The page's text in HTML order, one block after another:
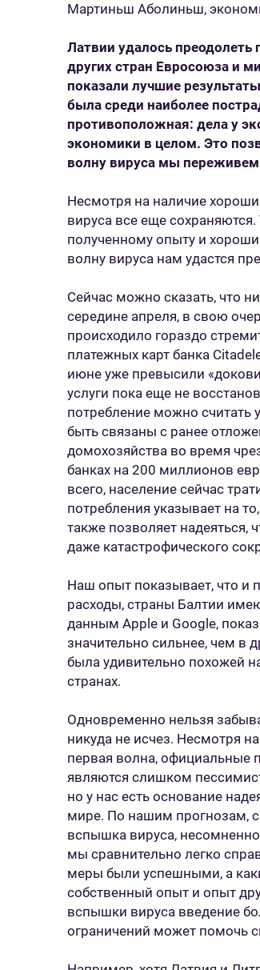
Мартиньш Аболиньш,
Латвии удалось
других стран Евросоюза и
показали лучшие результаты
была среди наиболее
противоположная: дела у
экономики в целом. Это
волну вируса мы
Несмотря на наличие
вируса все еще
полученному опыту и
волну вируса нам удастся
Сейчас можно сказать, что
середине апреля, в свою
происходило гораздо
платежных карт банка
июне уже превысили
услуги пока еще не
потребление можно считать
быть связаны с ранее
домохозяйства во время
банках на 200 миллионов
всего, население сейчас
потребления указывает на
также позволяет надеяться,
даже катастрофического
Наш опыт показывает, что и
расходы, страны Балтии
данным Apple и Google,
значительно сильнее, чем в
была удивительно похожей
странах.
Одновременно нельзя
никуда не исчез. Несмотря
первая волна, официальные
являются слишком
но у нас есть основание
мире. По нашим прогнозам,
вспышка вируса,
мы сравнительно легко
меры были успешными, а
собственный опыт и опыт
вспышки вируса введение
ограничений может помочь